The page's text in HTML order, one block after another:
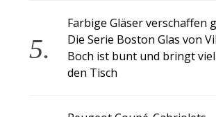
Farbige Gläser verschaffen
Die Serie Boston Glas von
Boch ist bunt und bringt
den Tisch